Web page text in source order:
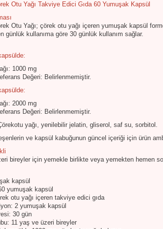
Otu Yağı Takviye Edici Gıda 60 Yumuşak Kapsül
Otu Yağı; çörek otu yağı içeren yumuşak kapsül
günlük kullanıma göre 30 günlük kullanım sağlar.
1000 mg
Değeri: Belirlenmemiştir.
2000 mg
Değeri: Belirlenmemiştir.
yağı, yenilebilir jelatin, gliserol, saf su, sorbitol.
ve kapsül kabuğunun güncel içeriği için ürün
bireyler için yemekle birlikte veya yemekten hemen
kapsül
yumuşak kapsül
otu yağı içeren takviye edici gıda
2 yumuşak kapsül
30 gün
11 yaş ve üzeri bireyler